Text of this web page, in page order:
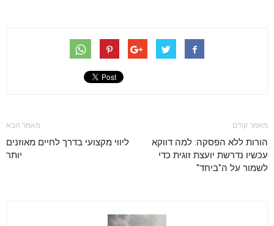
מאמר קודם
הורות ללא הפסקה: למה דווקא
עכשיו נדרשת יועצת זוגית כדי
לשמור על ה"ביחד"
מאמר הבא
ליווי מקצועי בדרך לחיים מאוזנים
יותר